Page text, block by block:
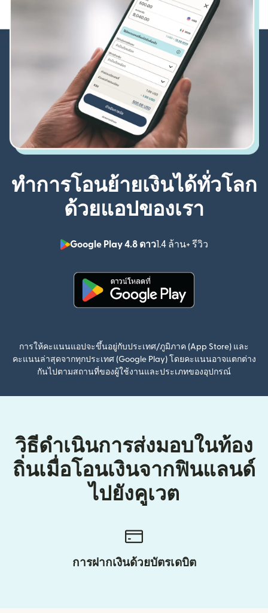
ทำการโอนย้ายเงินได้ทั่วโลก
ด้วยแอปของเรา
Google Play 4.8 ดาว1.4 ล้าน+ รีวิว
(เปิดในหน้าต่
การให้คะแนนแอปจะขึ้นอยู่กับประเทศ/ภูมิภาค (App Store) และ
คะแนนล่าสุดจากทุกประเทศ (Google Play) โดยคะแนนอาจแตกต่าง
กันไปตามสถานที่ของผู้ใช้งานและประเภทของอุปกรณ์
วิธีดำเนินการส่งมอบในท้อง
ถิ่นเมื่อโอนเงินจากฟินแลนด์
ไปยังคูเวต
การฝากเงินด้วยบัตรเดบิต